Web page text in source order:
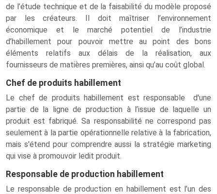
de l’étude technique et de la faisabilité du modèle proposé
par les créateurs. Il doit maîtriser l’environnement
économique et le marché potentiel de l’industrie
d’habillement pour pouvoir mettre au point des bons
éléments relatifs aux délais de la réalisation, aux
fournisseurs de matières premières, ainsi qu’au coût global.
Chef de produits habillement
Le chef de produits habillement est responsable d'une
partie de la ligne de production à l’issue de laquelle un
produit est fabriqué. Sa responsabilité ne correspond pas
seulement à la partie opérationnelle relative à la fabrication,
mais s'étend pour comprendre aussi la stratégie marketing
qui vise à promouvoir ledit produit.
Responsable de production habillement
Le responsable de production en habillement est l’un des